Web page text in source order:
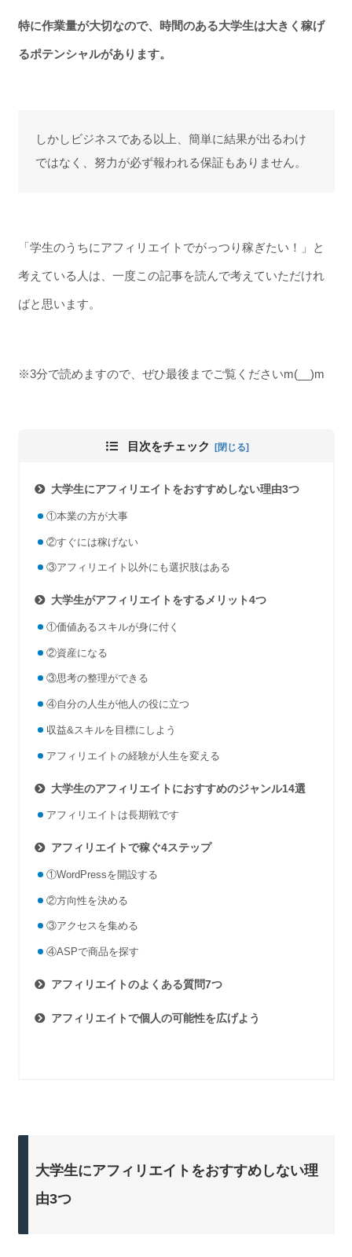
特に作業量が大切なので、時間のある大学生は大きく稼げ
るポテンシャルがあります。
しかしビジネスである以上、簡単に結果が出るわけ
ではなく、努力が必ず報われる保証もありません。
「学生のうちにアフィリエイトでがっつり稼ぎたい！」と
考えている人は、一度この記事を読んで考えていただけれ
ばと思います。
※3分で読めますので、ぜひ最後までご覧くださいm(__)m
目次をチェック
大学生にアフィリエイトをおすすめしない理由3つ
①本業の方が大事
②すぐには稼げない
③アフィリエイト以外にも選択肢はある
大学生がアフィリエイトをするメリット4つ
①価値あるスキルが身に付く
②資産になる
③思考の整理ができる
④自分の人生が他人の役に立つ
収益&スキルを目標にしよう
アフィリエイトの経験が人生を変える
大学生のアフィリエイトにおすすめのジャンル14選
アフィリエイトは長期戦です
アフィリエイトで稼ぐ4ステップ
①WordPressを開設する
②方向性を決める
③アクセスを集める
④ASPで商品を探す
アフィリエイトのよくある質問7つ
アフィリエイトで個人の可能性を広げよう
大学生にアフィリエイトをおすすめしない理
由3つ